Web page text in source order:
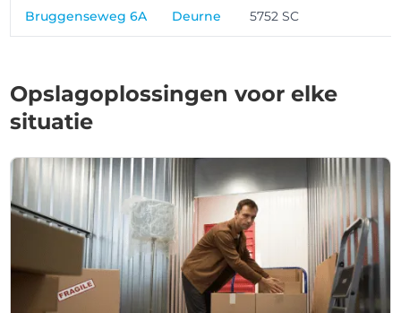
Bruggenseweg 6A Deurne 5752 SC
Opslagoplossingen voor elke
situatie